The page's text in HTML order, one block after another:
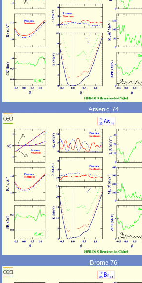
Arsenic 74
Brome 76